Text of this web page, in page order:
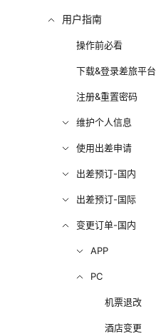
用户指南
操作前必看
下载&登录差旅平台
注册&重置密码
维护个人信息
使用出差申请
出差预订-国内
出差预订-国际
变更订单-国内
APP
PC
机票退改
酒店变更